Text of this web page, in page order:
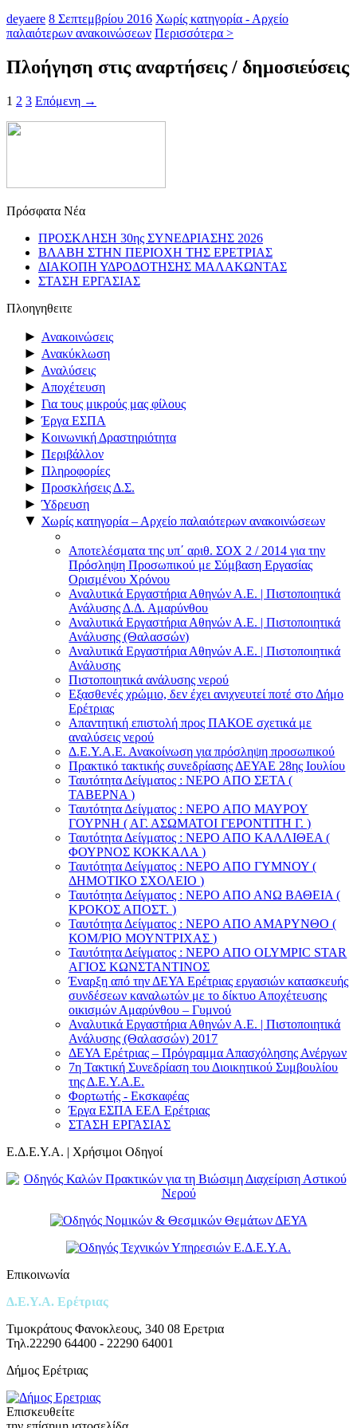
deyaere 8 Σεπτεμβρίου 2016 Χωρίς κατηγορία - Αρχείο
παλαιότερων ανακοινώσεων Περισσότερα >
Πλοήγηση στις αναρτήσεις / δημοσιεύσεις
1 2 3 Επόμενη →
Πρόσφατα Νέα
ΠΡΟΣΚΛΗΣΗ 30ης ΣΥΝΕΔΡΙΑΣΗΣ 2026
ΒΛΑΒΗ ΣΤΗΝ ΠΕΡΙΟΧΗ ΤΗΣ ΕΡΕΤΡΙΑΣ
ΔΙΑΚΟΠΗ ΥΔΡΟΔΟΤΗΣΗΣ ΜΑΛΑΚΩΝΤΑΣ
ΣΤΑΣΗ ΕΡΓΑΣΙΑΣ
Πλοηγηθειτε
► Ανακοινώσεις
► Ανακύκλωση
► Αναλύσεις
► Αποχέτευση
► Για τους μικρούς μας φίλους
► Έργα ΕΣΠΑ
► Κοινωνική Δραστηριότητα
► Περιβάλλον
► Πληροφορίες
► Προσκλήσεις Δ.Σ.
► Ύδρευση
▼ Χωρίς κατηγορία – Αρχείο παλαιότερων ανακοινώσεων
Αποτελέσματα της υπ΄ αριθ. ΣΟΧ 2 / 2014 για την
Πρόσληψη Προσωπικού με Σύμβαση Εργασίας
Ορισμένου Χρόνου
Αναλυτικά Εργαστήρια Αθηνών Α.Ε. | Πιστοποιητικά
Ανάλυσης Δ.Δ. Αμαρύνθου
Αναλυτικά Εργαστήρια Αθηνών Α.Ε. | Πιστοποιητικά
Ανάλυσης (Θαλασσών)
Αναλυτικά Εργαστήρια Αθηνών Α.Ε. | Πιστοποιητικά
Ανάλυσης
Πιστοποιητικά ανάλυσης νερού
Εξασθενές χρώμιο, δεν έχει ανιχνευτεί ποτέ στο Δήμο
Ερέτριας
Απαντητική επιστολή προς ΠΑΚΟΕ σχετικά με
αναλύσεις νερού
Δ.Ε.Υ.Α.Ε. Ανακοίνωση για πρόσληψη προσωπικού
Πρακτικό τακτικής συνεδρίασης ΔΕΥΑΕ 28ης Ιουλίου
Ταυτότητα Δείγματος : ΝΕΡΟ ΑΠΟ ΣΕΤΑ (
ΤΑΒΕΡΝΑ )
Ταυτότητα Δείγματος : ΝΕΡΟ ΑΠΟ ΜΑΥΡΟΥ
ΓΟΥΡΝΗ ( ΑΓ. ΑΣΩΜΑΤΟΙ ΓΕΡΟΝΤΙΤΗ Γ. )
Ταυτότητα Δείγματος : ΝΕΡΟ ΑΠΟ ΚΑΛΛΙΘΕΑ (
ΦΟΥΡΝΟΣ ΚΟΚΚΑΛΑ )
Ταυτότητα Δείγματος : ΝΕΡΟ ΑΠΟ ΓΥΜΝΟΥ (
ΔΗΜΟΤΙΚΟ ΣΧΟΛΕΙΟ )
Ταυτότητα Δείγματος : ΝΕΡΟ ΑΠΟ ΑΝΩ ΒΑΘΕΙΑ (
ΚΡΟΚΟΣ ΑΠΟΣΤ. )
Ταυτότητα Δείγματος : ΝΕΡΟ ΑΠΟ ΑΜΑΡΥΝΘΟ (
ΚΟΜ/ΡΙΟ ΜΟΥΝΤΡΙΧΑΣ )
Ταυτότητα Δείγματος : ΝΕΡΟ ΑΠΟ OLYMPIC STAR
ΑΓΙΟΣ ΚΩΝΣΤΑΝΤΙΝΟΣ
Έναρξη από την ΔΕΥΑ Ερέτριας εργασιών κατασκευής
συνδέσεων καναλωτών με το δίκτυο Αποχέτευσης
οικισμών Αμαρύνθου – Γυμνού
Αναλυτικά Εργαστήρια Αθηνών Α.Ε. | Πιστοποιητικά
Ανάλυσης (Θαλασσών) 2017
ΔΕΥΑ Ερέτριας – Πρόγραμμα Απασχόλησης Ανέργων
7η Τακτική Συνεδρίαση του Διοικητικού Συμβουλίου
της Δ.Ε.Υ.Α.Ε.
Φορτωτής - Εκσκαφέας
Έργα ΕΣΠΑ ΕΕΛ Ερέτριας
ΣΤΑΣΗ ΕΡΓΑΣΙΑΣ
Ε.Δ.Ε.Υ.Α. | Χρήσιμοι Οδηγοί
Επικοινωνία
Δ.Ε.Υ.Α. Ερέτριας
Τιμοκράτους Φανοκλεους, 340 08 Ερετρια
Τηλ.22290 64400 - 22290 64001
Δήμος Ερέτριας
Επισκευθείτε